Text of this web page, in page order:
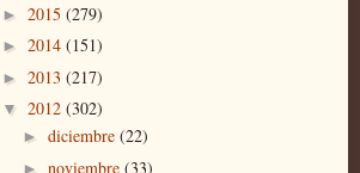
► 2015 (279)
► 2014 (151)
► 2013 (217)
▼ 2012 (302)
► diciembre (22)
► noviembre (33)